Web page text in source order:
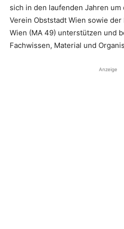
sich in den laufenden Jahren
Verein Obststadt Wien sowie
Wien (MA 49) unterstützen und
Fachwissen, ­Material und
Anzeige